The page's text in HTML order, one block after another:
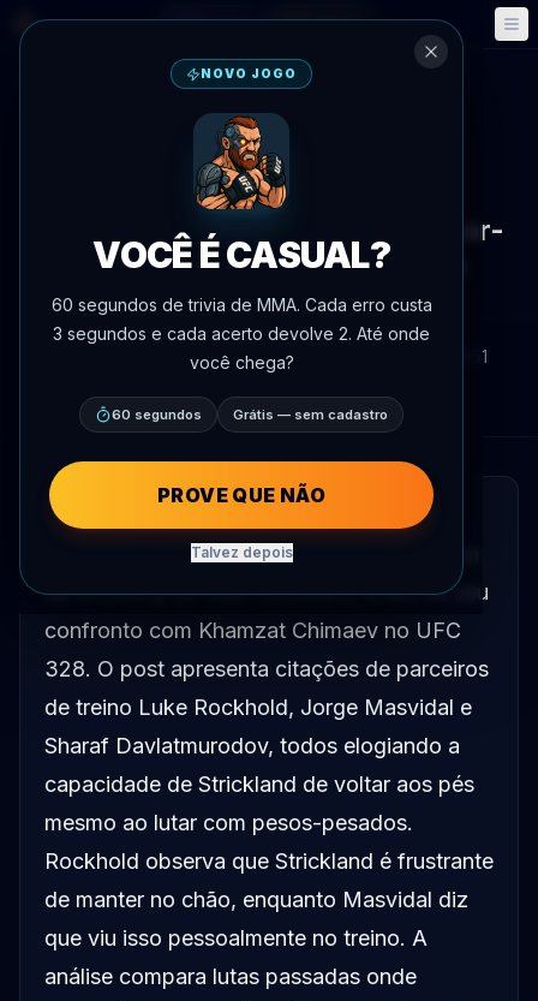
🎮 Fantasy 📅 Eventos
Voltar às notícias
Mídia
Análise: A capacidade de
Strickland em se levantar é fator-
chave contra o grappling de
Chimaev
Oscar Nascimento 9 de maio de 2026
, 18:51
Uma análise aprofundada examina a defesa
de wrestling de Sean Strickland antes de seu
confronto com Khamzat Chimaev no UFC
328. O post apresenta citações de parceiros
de treino Luke Rockhold, Jorge Masvidal e
Sharaf Davlatmurodov, todos elogiando a
capacidade de Strickland de voltar aos pés
mesmo ao lutar com pesos-pesados.
Rockhold observa que Strickland é frustrante
de manter no chão, enquanto Masvidal diz
que viu isso pessoalmente no treino. A
análise compara lutas passadas onde
NOVO JOGO
VOCÊ É CASUAL?
60 segundos de trivia de MMA. Cada erro custa
3 segundos e cada acerto devolve 2. Até onde
você chega?
60 segundos Grátis — sem cadastro
PROVE QUE NÃO
Talvez depois